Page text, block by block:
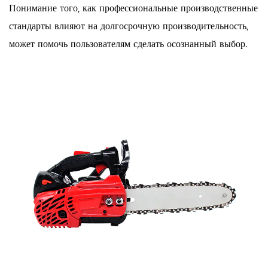
Понимание того, как профессиональные производственные
стандарты влияют на долгосрочную производительность,
может помочь пользователям сделать осознанный выбор.